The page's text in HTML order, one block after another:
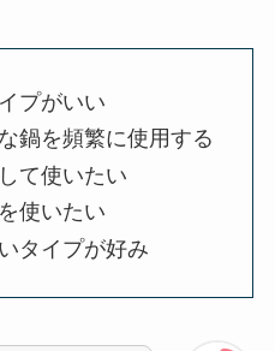
プがいい
鍋を頻繁に使用する
て使いたい
使いたい
タイプが好み